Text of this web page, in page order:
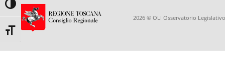
Toggle High Contrast
Toggle Font size
2026 © OLI Osservatorio